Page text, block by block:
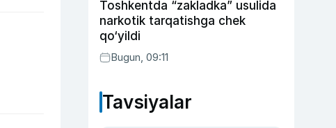
Toshkentda “zakladka” usulida
narkotik tarqatishga chek
qo‘yildi
Bugun, 09:11
Tavsiyalar